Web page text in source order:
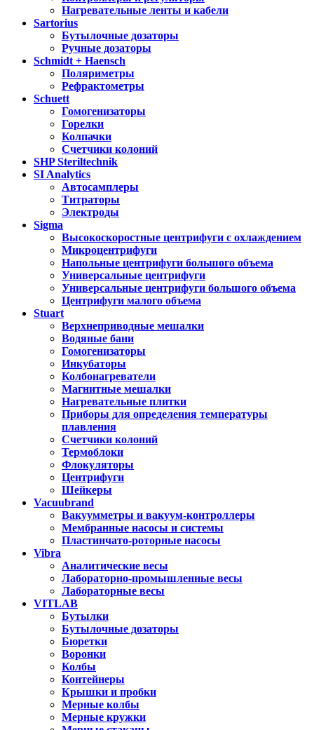
Нагревательные ленты и кабели
Sartorius
Бутылочные дозаторы
Ручные дозаторы
Schmidt + Haensch
Поляриметры
Рефрактометры
Schuett
Гомогенизаторы
Горелки
Колпачки
Счетчики колоний
SHP Steriltechnik
SI Analytics
Автосамплеры
Титраторы
Электроды
Sigma
Высокоскоростные центрифуги с охлаждением
Микроцентрифуги
Напольные центрифуги большого объема
Универсальные центрифуги
Универсальные центрифуги большого объема
Центрифуги малого объема
Stuart
Верхнеприводные мешалки
Водяные бани
Гомогенизаторы
Инкубаторы
Колбонагреватели
Магнитные мешалки
Нагревательные плитки
Приборы для определения температуры
плавления
Счетчики колоний
Термоблоки
Флокуляторы
Центрифуги
Шейкеры
Vacuubrand
Вакуумметры и вакуум-контроллеры
Мембранные насосы и системы
Пластинчато-роторные насосы
Vibra
Аналитические весы
Лабораторно-промышленные весы
Лабораторные весы
VITLAB
Бутылки
Бутылочные дозаторы
Бюретки
Воронки
Колбы
Контейнеры
Крышки и пробки
Мерные колбы
Мерные кружки